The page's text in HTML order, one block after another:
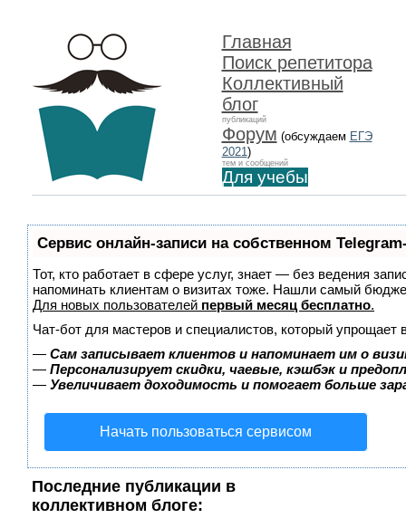
Главная
Поиск репетитора
Коллективный
блог
публикаций
Форум (обсуждаем ЕГЭ
2021)
тем и сообщений
Для учебы
Сервис онлайн-записи на собственном
Тот, кто работает в сфере услуг, знает — без ведения
напоминать клиентам о визитах тоже. Нашли самый
Для новых пользователей первый месяц бесплатно.
Чат-бот для мастеров и специалистов, который упрощает
— Сам записывает клиентов и напоминает им о
— Персонализирует скидки, чаевые, кэшбэк и
— Увеличивает доходимость и помогает больше
Начать пользоваться сервисом
Последние публикации в
коллективном блоге: